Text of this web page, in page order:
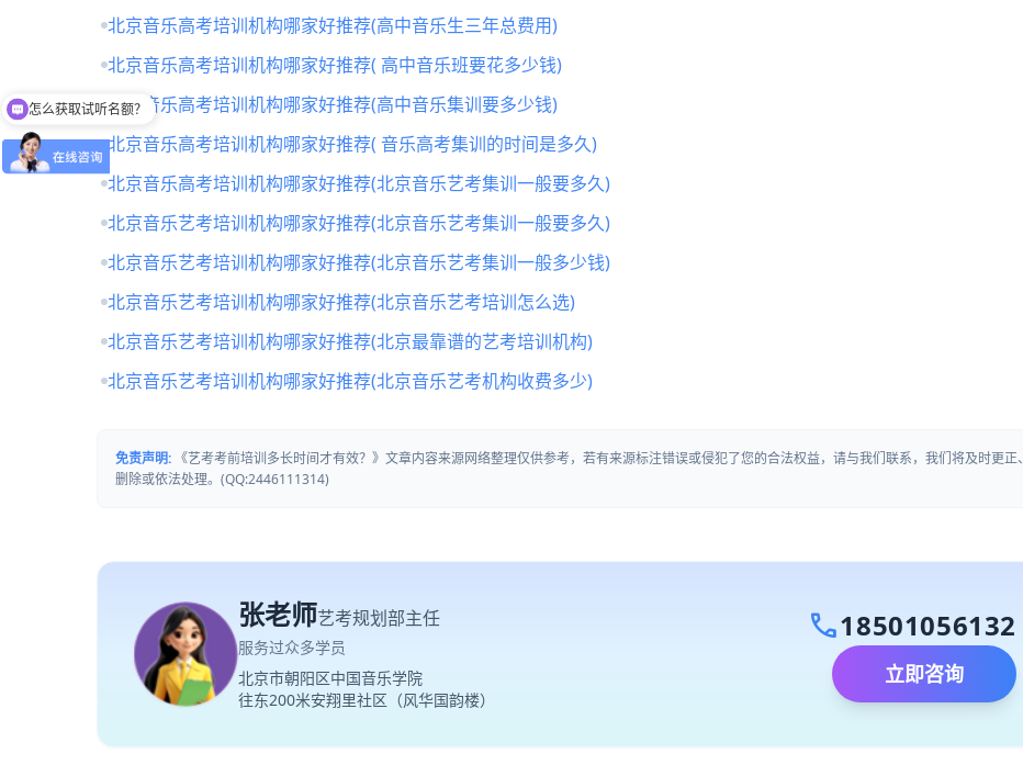
北京音乐高考培训机构哪家好推荐(高中音乐生三年总费用)
北京音乐高考培训机构哪家好推荐( 高中音乐班要花多少钱)
北京音乐高考培训机构哪家好推荐(高中音乐集训要多少钱)
北京音乐高考培训机构哪家好推荐( 音乐高考集训的时间是多久)
北京音乐高考培训机构哪家好推荐(北京音乐艺考集训一般要多久)
北京音乐艺考培训机构哪家好推荐(北京音乐艺考集训一般要多久)
北京音乐艺考培训机构哪家好推荐(北京音乐艺考集训一般多少钱)
北京音乐艺考培训机构哪家好推荐(北京音乐艺考培训怎么选)
北京音乐艺考培训机构哪家好推荐(北京最靠谱的艺考培训机构)
北京音乐艺考培训机构哪家好推荐(北京音乐艺考机构收费多少)
免责声明: 《艺考考前培训多长时间才有效？》文章内容来源网络整理仅供参考，若有来源标注错误或侵犯了您的合法权益，请与我们联系，我们将及时更正、
删除或依法处理。(QQ:2446111314)
张老师艺考规划部主任
服务过众多学员
北京市朝阳区中国音乐学院
往东200米安翔里社区（风华国韵楼）
call18501056132
立即咨询
怎么获取试听名额？